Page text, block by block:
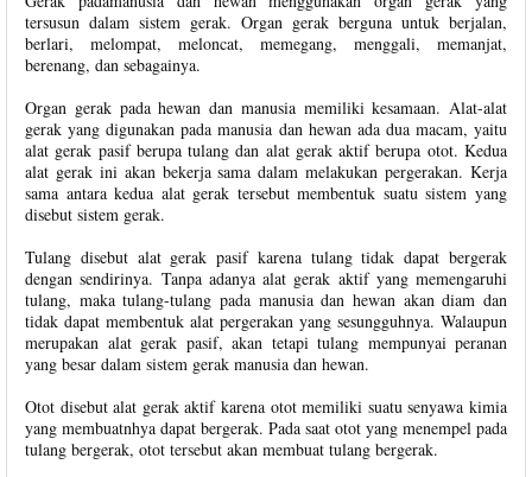
tersusun dalam sistem gerak. Organ gerak berguna untuk berjalan,
berlari, melompat, meloncat, memegang, menggali, memanjat,
berenang, dan sebagainya.
Organ gerak pada hewan dan manusia memiliki kesamaan. Alat-alat
gerak yang digunakan pada manusia dan hewan ada dua macam, yaitu
alat gerak pasif berupa tulang dan alat gerak aktif berupa otot. Kedua
alat gerak ini akan bekerja sama dalam melakukan pergerakan. Kerja
sama antara kedua alat gerak tersebut membentuk suatu sistem yang
disebut sistem gerak.
Tulang disebut alat gerak pasif karena tulang tidak dapat bergerak
dengan sendirinya. Tanpa adanya alat gerak aktif yang memengaruhi
tulang, maka tulang-tulang pada manusia dan hewan akan diam dan
tidak dapat membentuk alat pergerakan yang sesungguhnya. Walaupun
merupakan alat gerak pasif, akan tetapi tulang mempunyai peranan
yang besar dalam sistem gerak manusia dan hewan.
Otot disebut alat gerak aktif karena otot memiliki suatu senyawa kimia
yang membuatnhya dapat bergerak. Pada saat otot yang menempel pada
tulang bergerak, otot tersebut akan membuat tulang bergerak.